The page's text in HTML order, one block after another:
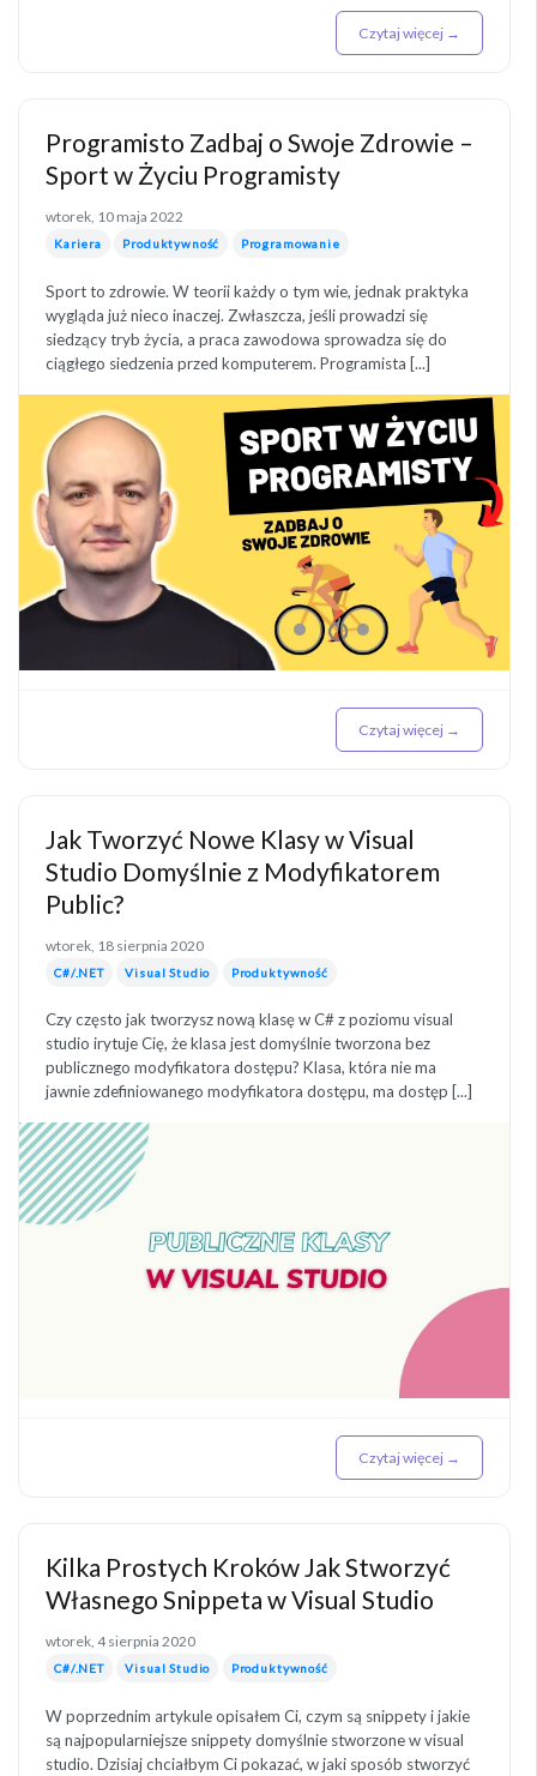
Czytaj więcej →
Programisto Zadbaj o Swoje Zdrowie –
Sport w Życiu Programisty
wtorek, 10 maja 2022
Kariera Produktywność Programowanie
Sport to zdrowie. W teorii każdy o tym wie, jednak praktyka
wygląda już nieco inaczej. Zwłaszcza, jeśli prowadzi się
siedzący tryb życia, a praca zawodowa sprowadza się do
ciągłego siedzenia przed komputerem. Programista [...]
Czytaj więcej →
Jak Tworzyć Nowe Klasy w Visual
Studio Domyślnie z Modyfikatorem
Public?
wtorek, 18 sierpnia 2020
C#/.NET Visual Studio Produktywność
Czy często jak tworzysz nową klasę w C# z poziomu visual
studio irytuje Cię, że klasa jest domyślnie tworzona bez
publicznego modyfikatora dostępu? Klasa, która nie ma
jawnie zdefiniowanego modyfikatora dostępu, ma dostęp [...]
Czytaj więcej →
Kilka Prostych Kroków Jak Stworzyć
Własnego Snippeta w Visual Studio
wtorek, 4 sierpnia 2020
C#/.NET Visual Studio Produktywność
W poprzednim artykule opisałem Ci, czym są snippety i jakie
są najpopularniejsze snippety domyślnie stworzone w visual
studio. Dzisiaj chciałbym Ci pokazać, w jaki sposób stworzyć